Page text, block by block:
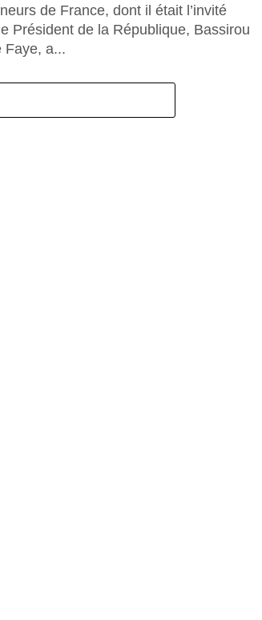
de France, dont il était l’invité
Président de la République, Bassirou
Faye, a...